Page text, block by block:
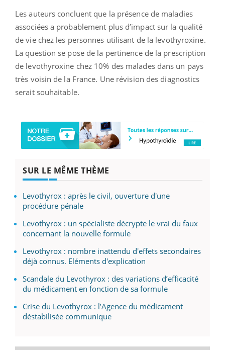
Les auteurs concluent que la présence de maladies
associées a probablement plus d’impact sur la qualité
de vie chez les personnes utilisant de la levothyroxine.
La question se pose de la pertinence de la prescription
de levothyroxine chez 10% des malades dans un pays
très voisin de la France. Une révision des diagnostics
serait souhaitable.
SUR LE MÊME THÈME
Levothyrox : après le civil, ouverture d'une
procédure pénale
Levothyrox : un spécialiste décrypte le vrai du faux
concernant la nouvelle formule
Levothyrox : nombre inattendu d'effets secondaires
déjà connus. Eléments d'explication
Scandale du Levothyrox : des variations d’efficacité
du médicament en fonction de sa formule
Crise du Levothyrox : l’Agence du médicament
déstabilisée communique